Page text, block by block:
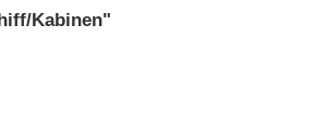
Kabinen"